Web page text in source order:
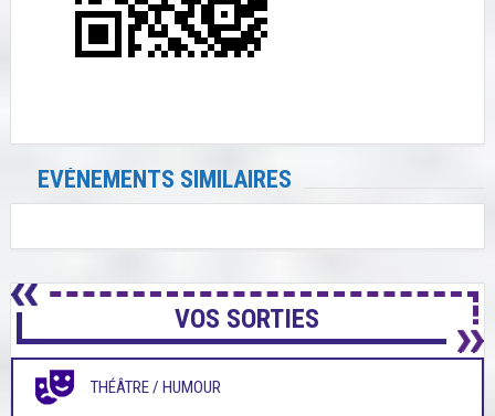
EVÉNEMENTS SIMILAIRES
VOS SORTIES
THÉÂTRE / HUMOUR